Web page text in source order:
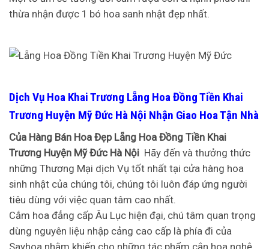
thừa nhận được 1 bó hoa sanh nhật đẹp nhất.
Dịch Vụ Hoa Khai Trương Lẵng Hoa Đồng Tiền Khai
Trương Huyện Mỹ Đức Hà Nội Nhận Giao Hoa Tận Nhà
Của Hàng Bán Hoa Đẹp Lẵng Hoa Đồng Tiền Khai
Trương Huyện Mỹ Đức Hà Nội Hãy đến và thưởng thức
những Thương Mại dịch Vụ tốt nhất tại cửa hàng hoa
sinh nhật của chúng tôi, chúng tôi luôn đáp ứng người
tiêu dùng với việc quan tâm cao nhất.
Cắm hoa đẳng cấp Âu Lục hiện đại, chú tâm quan trọng
dùng nguyên liệu nhập cảng cao cấp là phía đi của